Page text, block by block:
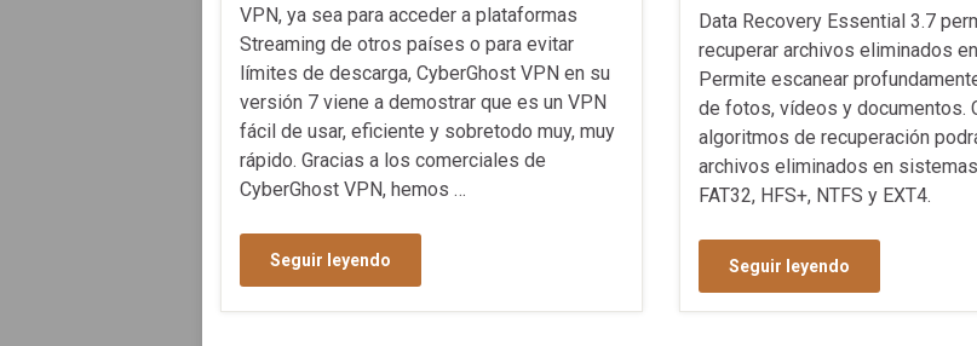
VPN, ya sea para acceder a plataformas
Streaming de otros países o para evitar
límites de descarga, CyberGhost VPN en su
versión 7 viene a demostrar que es un VPN
fácil de usar, eficiente y sobretodo muy, muy
rápido. Gracias a los comerciales de
CyberGhost VPN, hemos …
Seguir leyendo
Data Recovery Essential 3.7
recuperar archivos eliminados
Permite escanear
de fotos, vídeos y documentos.
algoritmos de recuperación
archivos eliminados en
FAT32, HFS+, NTFS y EXT4.
Seguir leyendo